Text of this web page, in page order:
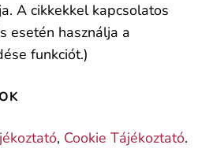
A cikkekkel kapcsolatos
esetén használja a
funkciót.)
, Cookie Tájékoztató.